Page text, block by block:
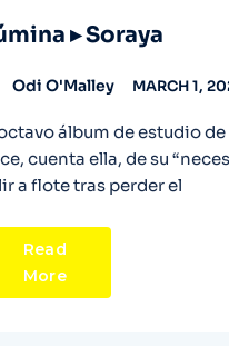
▸ Soraya
Odi O'Malley MARCH 1,
álbum de estudio de
cuenta ella, de su
a flote tras perder el
Read
More